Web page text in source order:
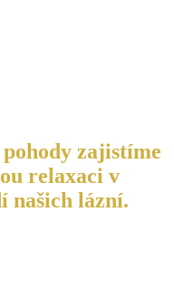
zajistíme
relaxaci v
našich lázní.